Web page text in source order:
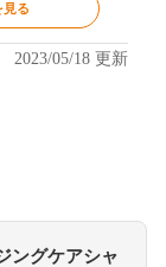
見る
2023/05/18 更新
ングケアシャ